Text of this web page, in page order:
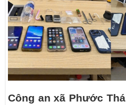
Công an xã Phước